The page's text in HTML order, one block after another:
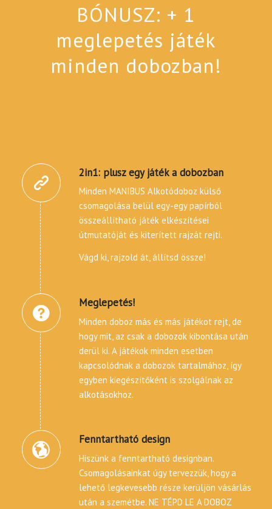
BÓNUSZ: + 1
meglepetés játék
minden dobozban!
2in1: plusz egy játék a dobozban
Minden MANIBUS Alkotódoboz külső
csomagolása belül egy-egy papírból
összeállítható játék elkészítései
útmutatóját és kiterített rajzát rejti.
Vágd ki, rajzold át, állítsd össze!
Meglepetés!
Minden doboz más és más játékot rejt, de
hogy mit, az csak a dobozok kibontása után
derül ki. A játékok minden esetben
kapcsolódnak a dobozok tartalmához, így
egyben kiegészítőként is szolgálnak az
alkotásokhoz.
Fenntartható design
Hiszünk a fenntartható designban.
Csomagolásainkat úgy tervezzük, hogy a
lehető legkevesebb része kerüljön vásárlás
után a szemétbe. NE TÉPD LE A DOBOZ